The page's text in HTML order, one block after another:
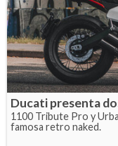
Ducati presenta
1100 Tribute Pro y
famosa retro naked.